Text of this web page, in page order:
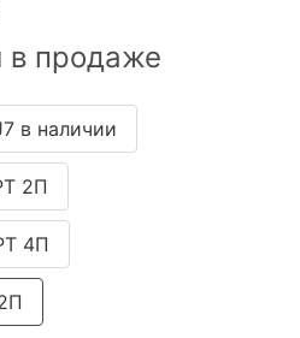
в продаже
в наличии
2П
4П